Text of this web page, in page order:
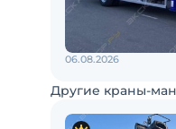
06.08.2026
Другие краны-